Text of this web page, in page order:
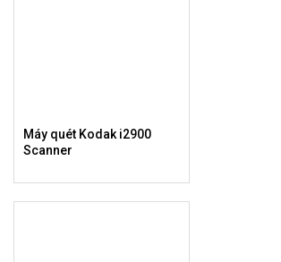
Máy quét Kodak i2900
Scanner